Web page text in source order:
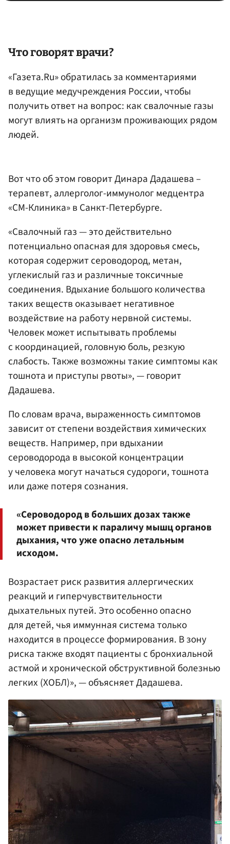
Что говорят врачи?
«Газета.Ru» обратилась за комментариями
в ведущие медучреждения России, чтобы
получить ответ на вопрос: как свалочные газы
могут влиять на организм проживающих рядом
людей.
Вот что об этом говорит Динара Дадашева –
терапевт, аллерголог-иммунолог медцентра
«СМ-Клиника» в Санкт-Петербурге.
«Свалочный газ — это действительно
потенциально опасная для здоровья смесь,
которая содержит сероводород, метан,
углекислый газ и различные токсичные
соединения. Вдыхание большого количества
таких веществ оказывает негативное
воздействие на работу нервной системы.
Человек может испытывать проблемы
с координацией, головную боль, резкую
слабость. Также возможны такие симптомы как
тошнота и приступы рвоты», — говорит
Дадашева.
По словам врача, выраженность симптомов
зависит от степени воздействия химических
веществ. Например, при вдыхании
сероводорода в высокой концентрации
у человека могут начаться судороги, тошнота
или даже потеря сознания.
«Сероводород в больших дозах также
может привести к параличу мышц органов
дыхания, что уже опасно летальным
исходом.
Возрастает риск развития аллергических
реакций и гиперчувствительности
дыхательных путей. Это особенно опасно
для детей, чья иммунная система только
находится в процессе формирования. В зону
риска также входят пациенты с бронхиальной
астмой и хронической обструктивной болезнью
легких (ХОБЛ)», — объясняет Дадашева.